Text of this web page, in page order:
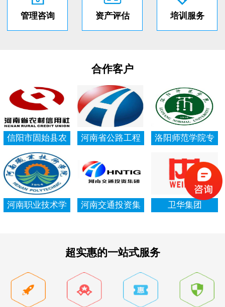
管理咨询 资产评估 培训服务
合作客户
信阳市固始县农
村信用社资产清
查审计
河南省公路工程
洛阳师范学院专
河南职业技术学
河南交通投资集
卫华集团
超实惠的一站式服务